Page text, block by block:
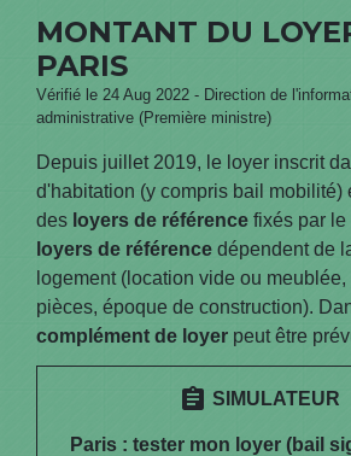
MONTANT DU
PARIS
Vérifié le 24 Aug 2022 - Direction de
administrative (Première ministre)
Depuis juillet 2019, le loyer inscrit
d'habitation (y compris bail mobilité)
des loyers de référence fixés par le
loyers de référence dépendent de
logement (location vide ou
pièces, époque de construction).
complément de loyer peut être
assignment SIMULATEUR
Paris : tester mon loyer (bail